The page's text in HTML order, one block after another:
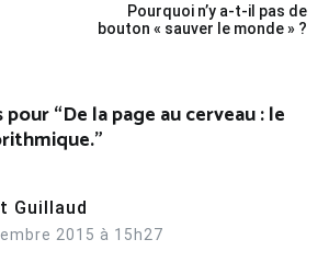
Pourquoi n’y a-t-il pas de
bouton « sauver le monde » ?
“De la page au cerveau : le
”
Guillaud
2015 à 15h27